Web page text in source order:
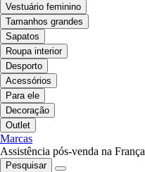
Vestuário feminino
Tamanhos grandes
Sapatos
Roupa interior
Desporto
Acessórios
Para ele
Decoração
Outlet
Marcas
Assistência pós-venda na França
Pesquisar